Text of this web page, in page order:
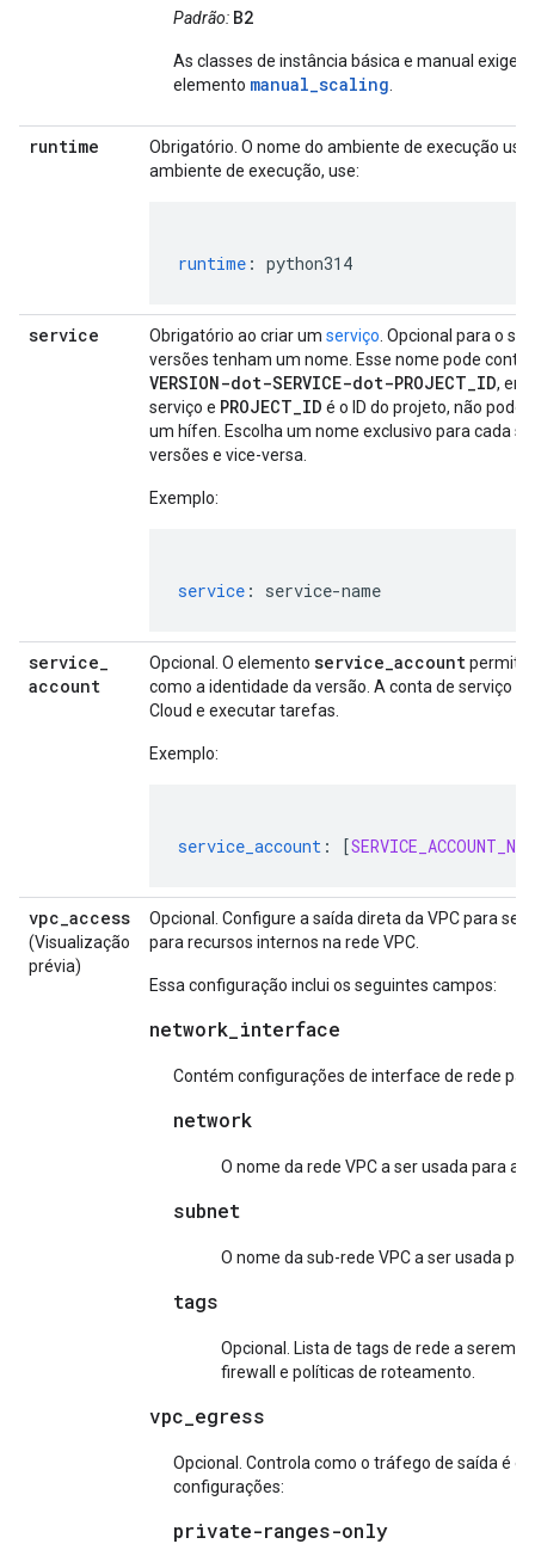
Padrão: B2
As classes de instância básica e manual
elemento manual_scaling
runtime
Obrigatório. O nome do ambiente de execução
ambiente de execução, use:
runtime : python314
service Obrigatório ao criar um serviço . Opcional para o
versões tenham um nome. Esse nome pode
VERSION-dot-SERVICE-dot-PROJECT_ID, em
serviço e PROJECT_ID é o ID do projeto, não
um hífen. Escolha um nome exclusivo para cada
versões e vice-versa.
Exemplo:
service : service-name
service_
account
Opcional. O elemento service_accountpermite
como a identidade da versão. A conta de serviço
Cloud e executar tarefas.
Exemplo:
service_account : [
vpc_access
(Visualização
prévia)
Opcional. Configure a saída direta da VPC para
para recursos internos na rede VPC.
Essa configuração inclui os seguintes campos:
network_interface
Contém configurações de interface de rede
network
O nome da rede VPC a ser usada para a
subnet
O nome da sub-rede VPC a ser usada
tags
Opcional. Lista de tags de rede a serem
firewall e políticas de roteamento.
vpc_egress
Opcional. Controla como o tráfego de saída é
configurações:
private-ranges-only